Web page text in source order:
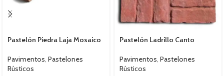
Pastelón Piedra Laja Mosaico
Pavimentos, Pastelones
Rústicos
Pastelón Ladrillo Canto
Pavimentos, Pastelones
Rústicos